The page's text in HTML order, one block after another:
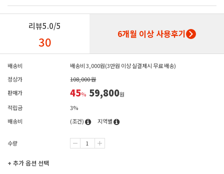
리뷰5.0/5
30 6개월 이상 사용후기
배송비
배송비 3,000원(3만원 이상 실결제시 무료 배송)
정상가
108,000 원
판매가
45% 59,800원
적립금
3%
배송비
(조건) 지역별
수량
+ 추가 옵션 선택